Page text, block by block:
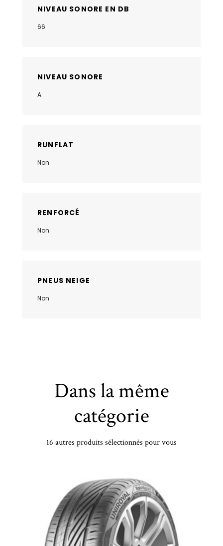
NIVEAU SONORE EN DB
66
NIVEAU SONORE
A
RUNFLAT
Non
RENFORCÉ
Non
PNEUS NEIGE
Non
Dans la même
catégorie
16 autres produits sélectionnés pour vous